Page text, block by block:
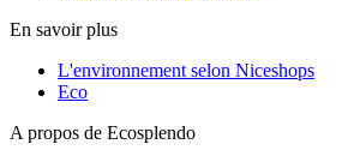
En savoir plus
L'environnement selon Niceshops
Eco
A propos de Ecosplendo